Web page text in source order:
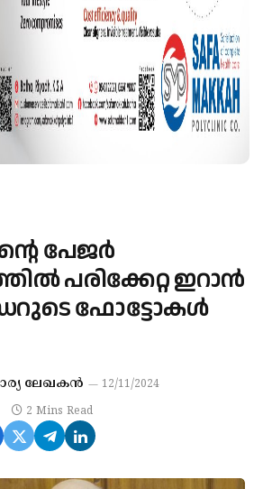
പേജര്‍
പരിക്കേറ്റ ഇറാന്‍
ഫോട്ടോകള്‍
ലേഖകൻ 12/11/2024
2 Mins Read